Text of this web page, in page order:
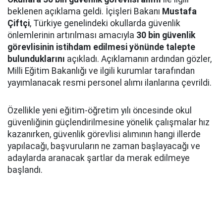
beklenen açıklama geldi. İçişleri Bakanı Mustafa
Çiftçi, Türkiye genelindeki okullarda güvenlik
önlemlerinin artırılması amacıyla 30 bin güvenlik
görevlisinin istihdam edilmesi yönünde talepte
bulunduklarını açıkladı. Açıklamanın ardından gözler,
Milli Eğitim Bakanlığı ve ilgili kurumlar tarafından
yayımlanacak resmi personel alımı ilanlarına çevrildi.
Özellikle yeni eğitim-öğretim yılı öncesinde okul
güvenliğinin güçlendirilmesine yönelik çalışmalar hız
kazanırken, güvenlik görevlisi alımının hangi illerde
yapılacağı, başvuruların ne zaman başlayacağı ve
adaylarda aranacak şartlar da merak edilmeye
başlandı.